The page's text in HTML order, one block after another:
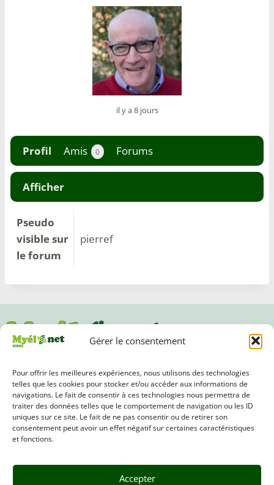
Gérer le consentement
Pour offrir les meilleures expériences, nous utilisons des technologies
telles que les cookies pour stocker et/ou accéder aux informations de
navigations. Le fait de consentir à ces technologies nous permettra de
traiter des données telles que le comportement de navigation ou les ID
uniques sur ce site. Le fait de ne pas consentir ou de retirer son
consentement peut avoir un effet négatif sur certaines caractéristiques
et fonctions.
Accepter
il y a 8 jours
Profil Amis 0 Forums
Afficher
Pseudo
visible sur
le forum
pierref
Suivez-nous